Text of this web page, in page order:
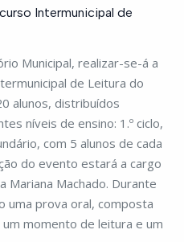
Intermunicipal de
Municipal, realizar-se-á a
de Leitura do
alunos, distribuídos
níveis de ensino: 1.º ciclo,
com 5 alunos de cada
do evento estará a cargo
Mariana Machado. Durante
uma prova oral, composta
momento de leitura e um